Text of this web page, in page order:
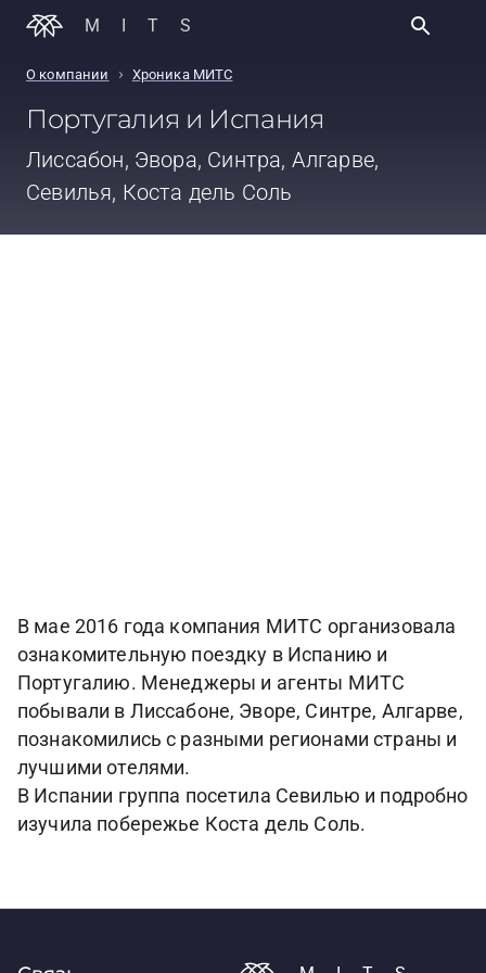
MITS
О компании › Хроника МИТС
Португалия и Испания
Лиссабон, Эвора, Синтра, Алгарве,
Севилья, Коста дель Соль
В мае 2016 года компания МИТС организовала
ознакомительную поездку в Испанию и
Португалию. Менеджеры и агенты МИТС
побывали в Лиссабоне, Эворе, Синтре, Алгарве,
познакомились с разными регионами страны и
лучшими отелями.
В Испании группа посетила Севилью и подробно
изучила побережье Коста дель Соль.